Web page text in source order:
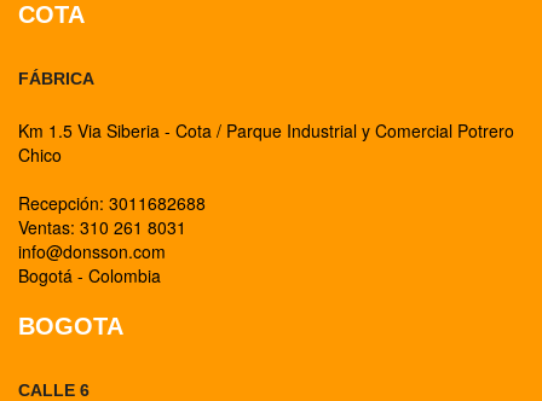
COTA
FÁBRICA
Km 1.5 Via Siberia - Cota / Parque Industrial y Comercial Potrero
Chico
Recepción: 3011682688
Ventas: 310 261 8031
info@donsson.com
Bogotá - Colombia
BOGOTA
CALLE 6